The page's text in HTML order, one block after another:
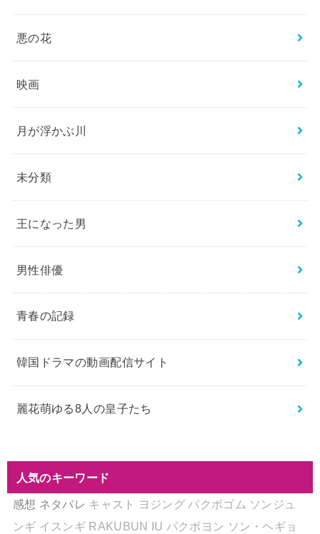
悪の花
映画
月が浮かぶ川
未分類
王になった男
男性俳優
青春の記録
韓国ドラマの動画配信サイト
麗花萌ゆる8人の皇子たち
人気のキーワード
感想 ネタバレ キャスト ヨジング パクボゴム ソンジュ
ンギ イスンギ RAKUBUN IU パクボヨン ソン・ヘギョ